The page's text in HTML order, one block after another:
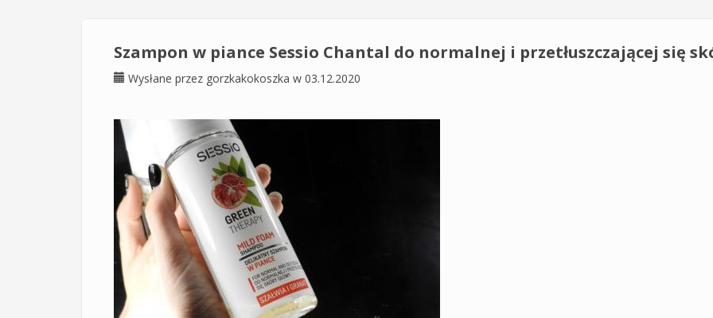
Szampon w piance Sessio Chantal do normalnej i przetłuszczającej się
Wysłane przez gorzkakokoszka w 03.12.2020